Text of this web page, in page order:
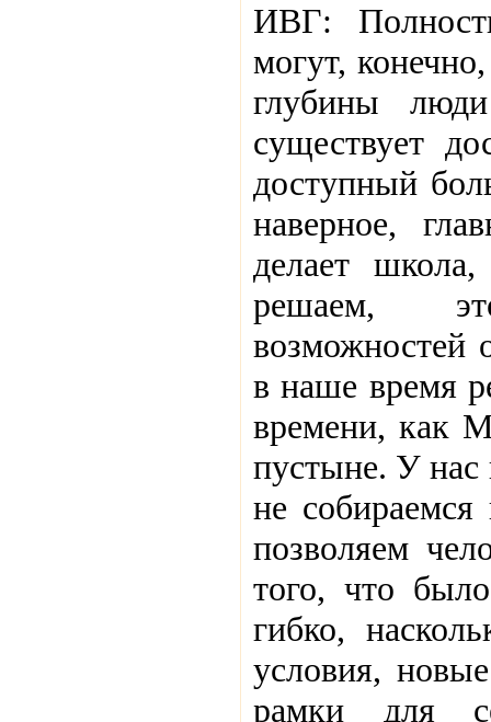
ИВГ:
могут,
глубины
существует
доступный
наверное,
делает
решаем,
возможностей
в наше время
времени, как
пустыне. У нас
не
позволяем
того, что
гибко,
условия,
рамки для